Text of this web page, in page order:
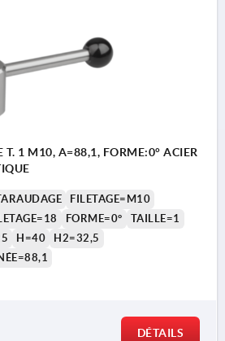
T. 1 M10, A=88,1, FORME:0° ACIER
FILETAGE=M10
FORME=0°
TAILLE=1
H=40
H2=32,5
DÉTAILS